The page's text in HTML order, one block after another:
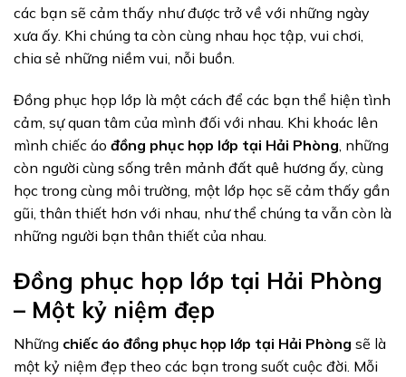
các bạn sẽ cảm thấy như được trở về với những ngày
xưa ấy. Khi chúng ta còn cùng nhau học tập, vui chơi,
chia sẻ những niềm vui, nỗi buồn.
Đồng phục họp lớp là một cách để các bạn thể hiện tình
cảm, sự quan tâm của mình đối với nhau. Khi khoác lên
mình chiếc áo đồng phục họp lớp tại Hải Phòng , những
còn người cùng sống trên mảnh đất quê hương ấy, cùng
học trong cùng môi trường, một lớp học sẽ cảm thấy gần
gũi, thân thiết hơn với nhau, như thể chúng ta vẫn còn là
những người bạn thân thiết của nhau.
Đồng phục họp lớp tại Hải Phòng
– Một kỷ niệm đẹp
Những chiếc áo đồng phục họp lớp tại Hải Phòng sẽ là
một kỷ niệm đẹp theo các bạn trong suốt cuộc đời. Mỗi